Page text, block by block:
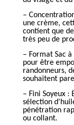
–
une crème,
contient que
très peu de
– Format Sac
pour être
randonneurs,
souhaitent
– Fini Soyeux :
sélection
pénétration
ou collant.